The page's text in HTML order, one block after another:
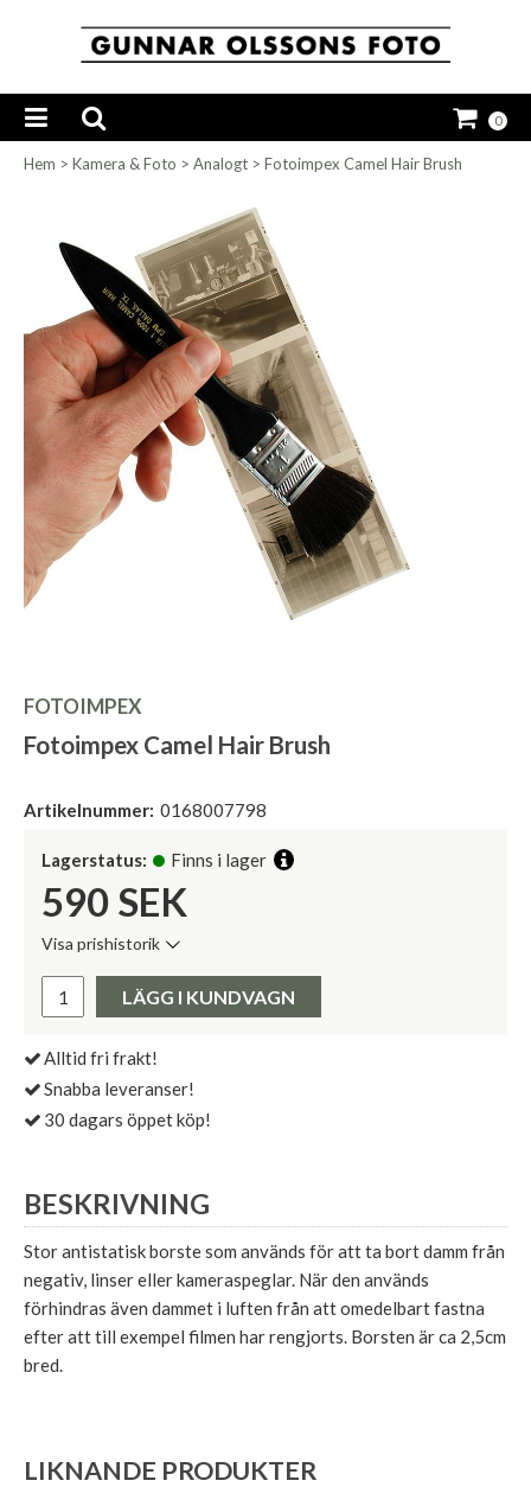
0
Hem > Kamera & Foto > Analogt > Fotoimpex Camel Hair Brush
FOTOIMPEX
Fotoimpex Camel Hair Brush
Artikelnummer: 0168007798
Lagerstatus: Finns i lager
590 SEK
Visa prishistorik
Pris:
LÄGG I KUNDVAGN
Alltid fri frakt!
Snabba leveranser!
30 dagars öppet köp!
BESKRIVNING
Stor antistatisk borste som används för att ta bort damm från
negativ, linser eller kameraspeglar. När den används
förhindras även dammet i luften från att omedelbart fastna
efter att till exempel filmen har rengjorts. Borsten är ca 2,5cm
bred.
LIKNANDE PRODUKTER